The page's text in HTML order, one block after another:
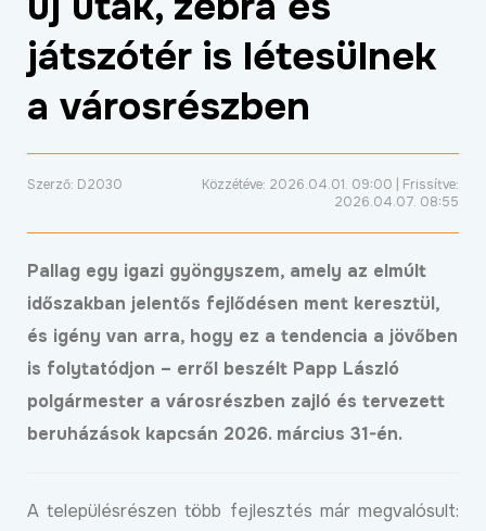
OKTATÁS
PROJEKTEK
játszótér is létesülnek
a városrészben
Szerző: D2030
Közzétéve: 2026.04.01. 09:00 | Frissítve:
2026.04.07. 08:55
Pallag egy igazi gyöngyszem, amely az elmúlt
időszakban jelentős fejlődésen ment keresztül,
és igény van arra, hogy ez a tendencia a jövőben
is folytatódjon – erről beszélt Papp László
polgármester a városrészben zajló és tervezett
beruházások kapcsán 2026. március 31-én.
A településrészen több fejlesztés már megvalósult: